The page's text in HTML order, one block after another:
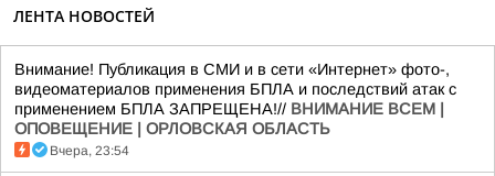
ЛЕНТА НОВОСТЕЙ
Внимание! Публикация в СМИ и в сети «Интернет» фото-,
видеоматериалов применения БПЛА и последствий атак с
применением БПЛА ЗАПРЕЩЕНА!// ВНИМАНИЕ ВСЕМ |
ОПОВЕЩЕНИЕ | ОРЛОВСКАЯ ОБЛАСТЬ
Вчера, 23:54